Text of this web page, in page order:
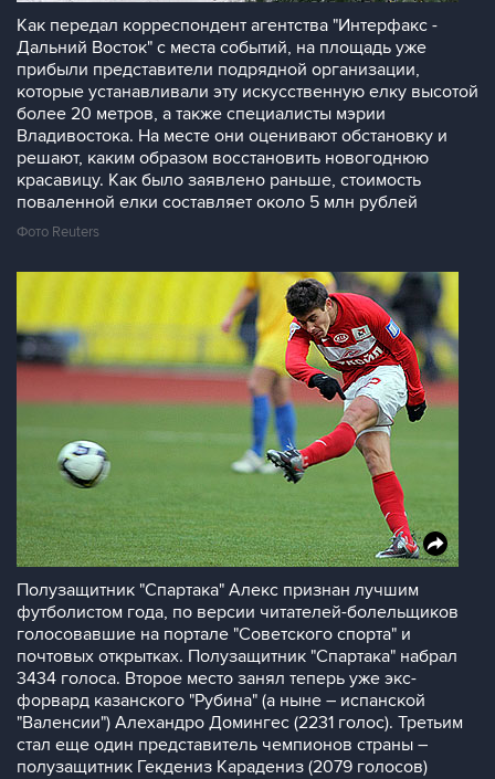
Как передал корреспондент агентства "Интерфакс -
Дальний Восток" с места событий, на площадь уже
прибыли представители подрядной организации,
которые устанавливали эту искусственную елку высотой
более 20 метров, а также специалисты мэрии
Владивостока. На месте они оценивают обстановку и
решают, каким образом восстановить новогоднюю
красавицу. Как было заявлено раньше, стоимость
поваленной елки составляет около 5 млн рублей
Фото Reuters
Полузащитник "Спартака" Алекс признан лучшим
футболистом года, по версии читателей-болельщиков
голосовавшие на портале "Советcкого спорта" и
почтовых открытках. Полузащитник "Спартака" набрал
3434 голоса. Второе место занял теперь уже экс-
форвард казанского "Рубина" (а ныне – испанской
"Валенсии") Алехандро Домингес (2231 голос). Третьим
стал еще один представитель чемпионов страны –
полузащитник Гекдениз Карадениз (2079 голосов)